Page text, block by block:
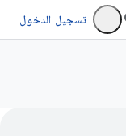
تسجيل الدخول